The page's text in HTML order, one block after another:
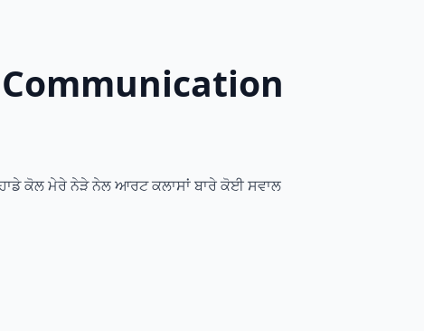
ਕੋਲ ਮੇਰੇ ਨੇੜੇ ਨੇਲ ਆਰਟ ਕਲਾਸਾਂ ਬਾਰੇ ਕੋਈ ਸਵਾਲ